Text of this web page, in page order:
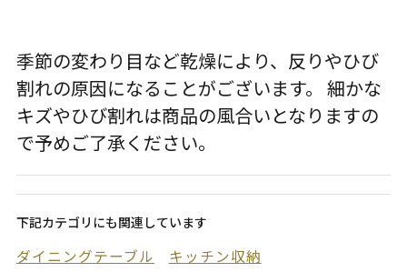
季節の変わり目など乾燥により、反りやひび
割れの原因になることがございます。 細かな
キズやひび割れは商品の風合いとなりますの
で予めご了承ください。
下記カテゴリにも関連しています
ダイニングテーブル
キッチン収納